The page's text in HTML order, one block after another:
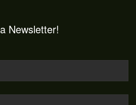
Newsletter!